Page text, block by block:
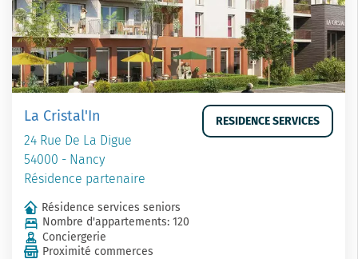
La Cristal'In
24 Rue De La Digue
54000 - Nancy
Résidence partenaire
RESIDENCE SERVICES
Résidence services seniors
Nombre d'appartements: 120
Conciergerie
Proximité commerces